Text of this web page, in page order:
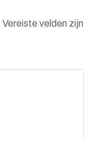
Vereiste velden zijn